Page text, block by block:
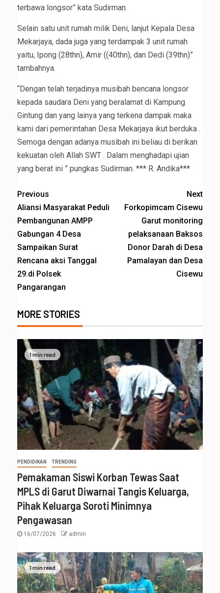
terbawa longsor” kata Sudirman.
Selain satu unit rumah milik Deni, lanjut Kepala Desa
Mekarjaya, dada juga yang terdampak 3 unit rumah
yaitu, Ipong (28thn), Amir ((40thn), dan Dedi (39thn)”
tambahnya.
“Dengan telah terjadinya musibah bencana longsor
kepada saudara Deni yang beralamat di Kampung
Gintung dan yang lainya yang terkena dampak maka
kami dari pemerintahan Desa Mekarjaya ikut berduka .
Semoga dengan adanya musibah ini beliau di berikan
kekuatan oleh Allah SWT . Dalam menghadapi ujian
yang berat ini ” pungkas Sudirman. *** R. Andika***
Previous
Aliansi Masyarakat Peduli
Pembangunan AMPP
Gabungan 4 Desa
Sampaikan Surat
Rencana aksi Tanggal
29.di Polsek
Pangarangan
Next
Forkopimcam Cisewu
Garut monitoring
pelaksanaan Baksos
Donor Darah di Desa
Pamalayan dan Desa
Cisewu
MORE STORIES
1 min read
PENDIDIKAN TRENDING
Pemakaman Siswi Korban Tewas Saat
MPLS di Garut Diwarnai Tangis Keluarga,
Pihak Keluarga Soroti Minimnya
Pengawasan
16/07/2026 admin
1 min read